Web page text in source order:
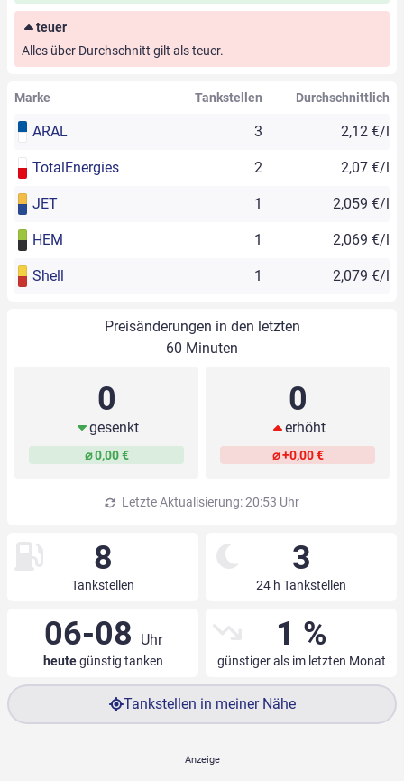
teuer
Alles über Durchschnitt gilt als teuer.
Marke Tankstellen Durchschnittlich
ARAL 3 2,12 €/l
TotalEnergies 2 2,07 €/l
JET 1 2,059 €/l
HEM 1 2,069 €/l
Shell 1 2,079 €/l
Preisänderungen in den letzten
60 Minuten
0
gesenkt
⌀ 0,00 €
0
erhöht
⌀ +0,00 €
Letzte Aktualisierung: 20:53 Uhr
8
Tankstellen
3
24 h Tankstellen
06-08 Uhr
heutegünstig tanken
1 %
günstiger als im letzten Monat
Tankstellen in meiner Nähe